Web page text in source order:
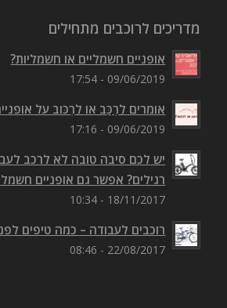
מדריכים לרוכבים מתחילים
אופניים חשמליים או חשמליות?
09/06/2019 - 17:54
אומרים לִרְכַּב או לִרְכּוב על
09/06/2019 - 17:16
יש לכם סיבה טובה לא לרכב
רגילים? אפשר גם אופניים
18/11/2017 - 10:34
רוכבים לעבודה – כמה טיפים
22/08/2017 - 08:46